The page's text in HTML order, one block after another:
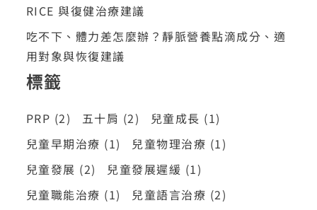
RICE 與復健治療建議
吃不下、體力差怎麼辦？靜脈營養點滴成分、適
用對象與恢復建議
標籤
PRP (2) 五十肩 (2) 兒童成長 (1)
兒童早期治療 (1) 兒童物理治療 (1)
兒童發展 (2) 兒童發展遲緩 (1)
兒童職能治療 (1) 兒童語言治療 (2)